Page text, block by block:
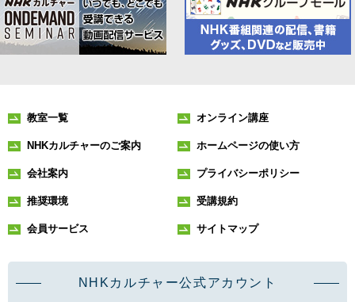
教室一覧 オンライン講座
NHKカルチャーのご案内 ホームページの使い方
会社案内 プライバシーポリシー
推奨環境 受講規約
会員サービス サイトマップ
NHKカルチャー公式アカウント